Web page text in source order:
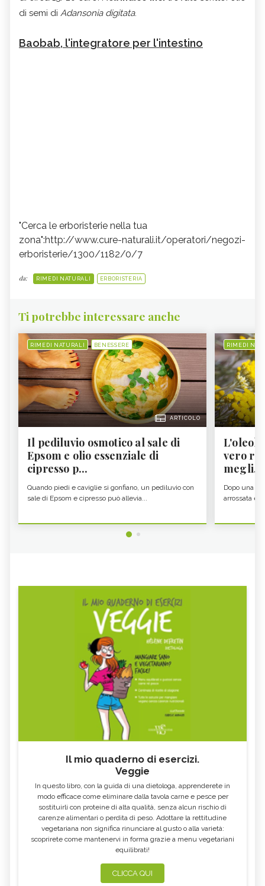
di semi di Adansonia digitata.
Baobab, l'integratore per l'intestino
"Cerca le erboristerie nella tua
zona":http://www.cure-naturali.it/operatori/negozi-
erboristerie/1300/1182/0/7
da: RIMEDI NATURALI ERBORISTERIA
Ti potrebbe interessare anche
RIMEDI NATURALI BENESSERE
ARTICOLO
Il pediluvio osmotico al sale di
Epsom e olio essenziale di
cipresso p...
Quando piedi e caviglie si gonfiano, un pediluvio con
sale di Epsom e cipresso può allevia...
RIMEDI
vero re
megli...
Dopo una
arrossata e
Il mio quaderno di esercizi.
Veggie
In questo libro, con la guida di una dietologa, apprenderete in
modo efficace come eliminare dalla tavola carne e pesce per
sostituirli con proteine di alta qualità, senza alcun rischio di
carenze alimentari o perdita di peso. Adottare la rettitudine
vegetariana non significa rinunciare al gusto o alla varietà:
scoprirete come mantenervi in forma grazie a menu vegetariani
equilibrati!
CLICCA QUI